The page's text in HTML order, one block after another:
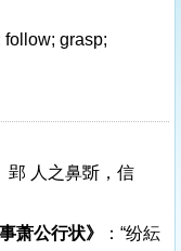
follow; grasp;
郢 人之鼻斲，信
萧公行状》
：“纷紜